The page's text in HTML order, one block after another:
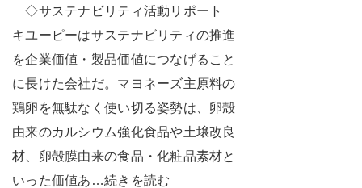
◇サステナビリティ活動リポート
キユーピーはサステナビリティの推進
を企業価値・製品価値につなげること
に長けた会社だ。マヨネーズ主原料の
鶏卵を無駄なく使い切る姿勢は、卵殻
由来のカルシウム強化食品や土壌改良
材、卵殻膜由来の食品・化粧品素材と
いった価値あ…続きを読む